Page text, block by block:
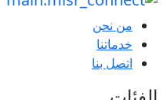
من نحن
خدماتنا
اتصل بنا